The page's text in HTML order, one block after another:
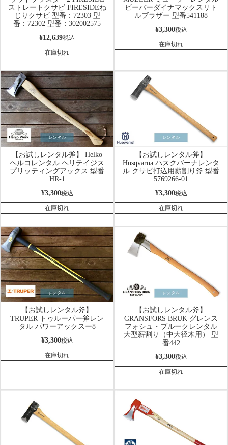
ストレートクサビ FIRESIDEね
じりクサビ 型番：72303 型
番：72302 型番：302002575
¥12,639税込
在庫切れ
ビーバーダイナマックスリト
ルブラザー 型番541188
¥3,300税込
在庫切れ
【お試しレンタル斧】 Helko
ヘルコレンタル ヘリテイジス
プリッティングアックス 型番
HR-1
¥3,300税込
在庫切れ
【お試しレンタル斧】
Husqvarna ハスクバーナレンタ
ル クサビ打込用薪割り斧 型番
5769266-01
¥3,300税込
在庫切れ
【お試しレンタル斧】
TRUPER トゥルーパー斧レン
タル パワーアックスー8
¥3,300税込
在庫切れ
【お試しレンタル斧】
GRANSFORS BRUK グレンス
フォシュ・ブルークレンタル
大型薪割り（中大径木用） 型
番442
¥3,300税込
在庫切れ